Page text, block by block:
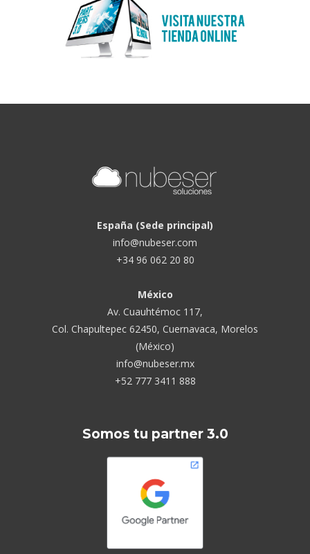
España (Sede principal)
info@nubeser.com
+34 96 062 20 80
México
Av. Cuauhtémoc 117,
Col. Chapultepec 62450, Cuernavaca, Morelos
(México)
info@nubeser.mx
+52 777 3411 888
Somos tu partner 3.0